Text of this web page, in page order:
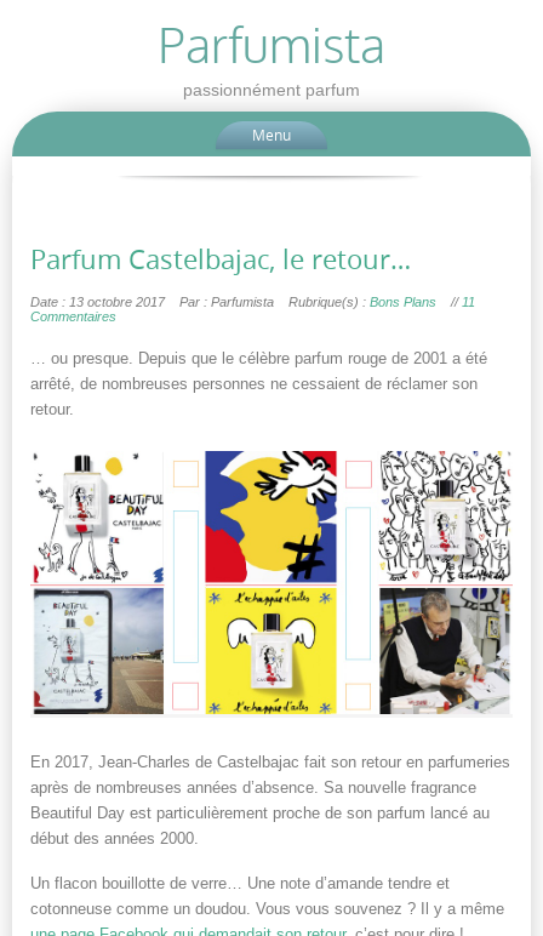
Parfumista
passionnément parfum
Menu
Parfum Castelbajac, le retour…
Date : 13 octobre 2017 Par : Parfumista Rubrique(s) : Bons Plans //11
Commentaires
… ou presque. Depuis que le célèbre parfum rouge de 2001 a été
arrêté, de nombreuses personnes ne cessaient de réclamer son
retour.
En 2017, Jean-Charles de Castelbajac fait son retour en parfumeries
après de nombreuses années d’absence. Sa nouvelle fragrance
Beautiful Day est particulièrement proche de son parfum lancé au
début des années 2000.
Un flacon bouillotte de verre… Une note d’amande tendre et
cotonneuse comme un doudou. Vous vous souvenez ? Il y a même